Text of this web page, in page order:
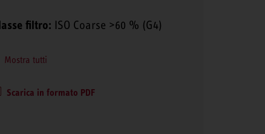
filtro: ISO Coarse >60 % (G4)
Mostra tutti
Scarica in formato PDF